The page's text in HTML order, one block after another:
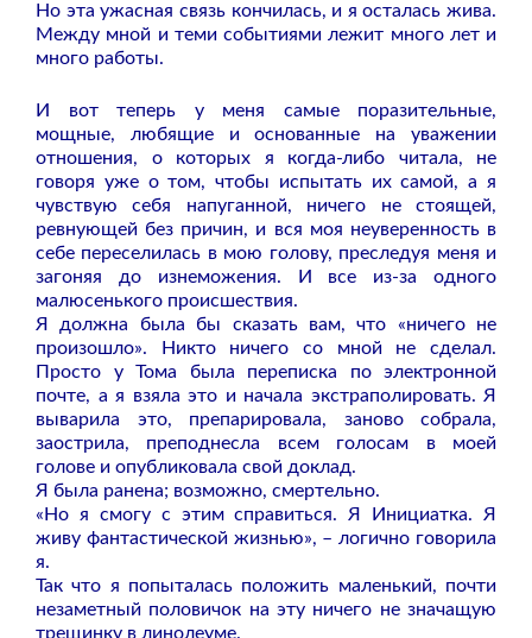
Но эта ужасная связь кончилась, и я осталась жива.
Между мной и теми событиями лежит много лет и
много работы.
И вот теперь у меня самые поразительные,
мощные, любящие и основанные на уважении
отношения, о которых я когда-либо читала, не
говоря уже о том, чтобы испытать их самой, а я
чувствую себя напуганной, ничего не стоящей,
ревнующей без причин, и вся моя неуверенность в
себе переселилась в мою голову, преследуя меня и
загоняя до изнеможения. И все из-за одного
малюсенького происшествия.
Я должна была бы сказать вам, что «ничего не
произошло». Никто ничего со мной не сделал.
Просто у Тома была переписка по электронной
почте, а я взяла это и начала экстраполировать. Я
выварила это, препарировала, заново собрала,
заострила, преподнесла всем голосам в моей
голове и опубликовала свой доклад.
Я была ранена; возможно, смертельно.
«Но я смогу с этим справиться. Я Инициатка. Я
живу фантастической жизнью», – логично говорила
я.
Так что я попыталась положить маленький, почти
незаметный половичок на эту ничего не значащую
трещинку в линолеуме.